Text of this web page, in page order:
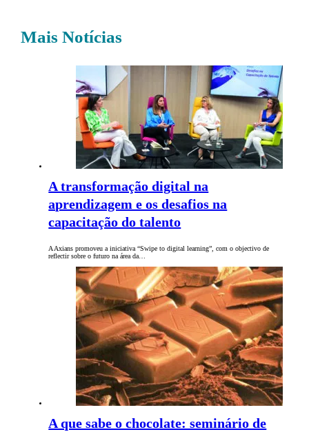
Mais Notícias
A transformação digital na
aprendizagem e os desafios na
capacitação do talento
A Axians promoveu a iniciativa “Swipe to digital learning”, com o objectivo de
reflectir sobre o futuro na área da…
A que sabe o chocolate: seminário de